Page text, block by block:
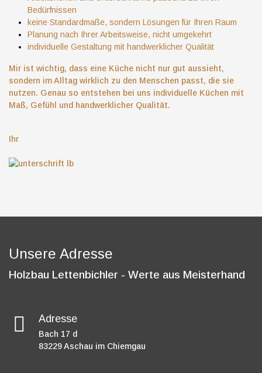
Bedürfnissen
keine Standardmaße, sondern Lösungen für Ihren Raum
Planung nach Ihrer Arbeitsweise, nicht umgekehrt
individuelle Gestaltung mit handwerklicher Qualität
Mir ist wichtig, dass eine Küche nicht nur gut aussieht,
sondern im Alltag wirklich zu den Menschen passt, die sie
nutzen. Genau so entstehen bei uns individuelle Küchen mit
Maß, Gefühl und handwerklicher Qualität.
Ihr
Unsere Adresse
Holzbau Lettenbichler - Werte aus Meisterhand
Adresse
Bach 17 d
83229 Aschau im Chiemgau